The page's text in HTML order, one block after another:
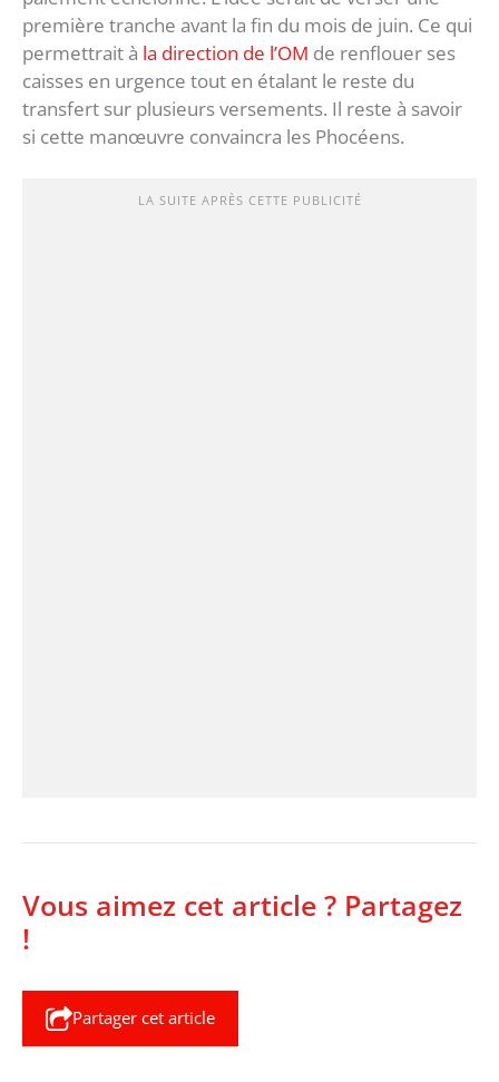
première tranche avant la fin du mois de juin. Ce qui
permettrait à la direction de l’OM de renflouer ses
caisses en urgence tout en étalant le reste du
transfert sur plusieurs versements. Il reste à savoir
si cette manœuvre convaincra les Phocéens.
LA SUITE APRÈS CETTE PUBLICITÉ
Vous aimez cet article ? Partagez
!
Partager cet article